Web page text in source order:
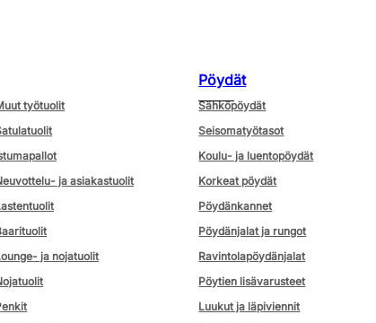
työtuolit
ja asiakastuolit
ja nojatuolit
Pöydät
Sähköpöydät
Seisomatyötasot
Koulu- ja luentopöydät
Korkeat pöydät
Pöydänkannet
Pöydänjalat ja rungot
Ravintolapöydänjalat
Pöytien lisävarusteet
Luukut ja läpiviennit